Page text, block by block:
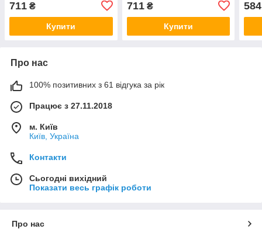
Позитивна та Креативна
Картина VE
711 ₴
Купити
Дитини Позитивна
Картина VE
711₴
Купити
584
Про нас
100% позитивних з 61 відгука за рік
Працює з 27.11.2018
м. Київ
Київ, Україна
Контакти
Сьогодні вихідний
Показати весь графік роботи
Про нас